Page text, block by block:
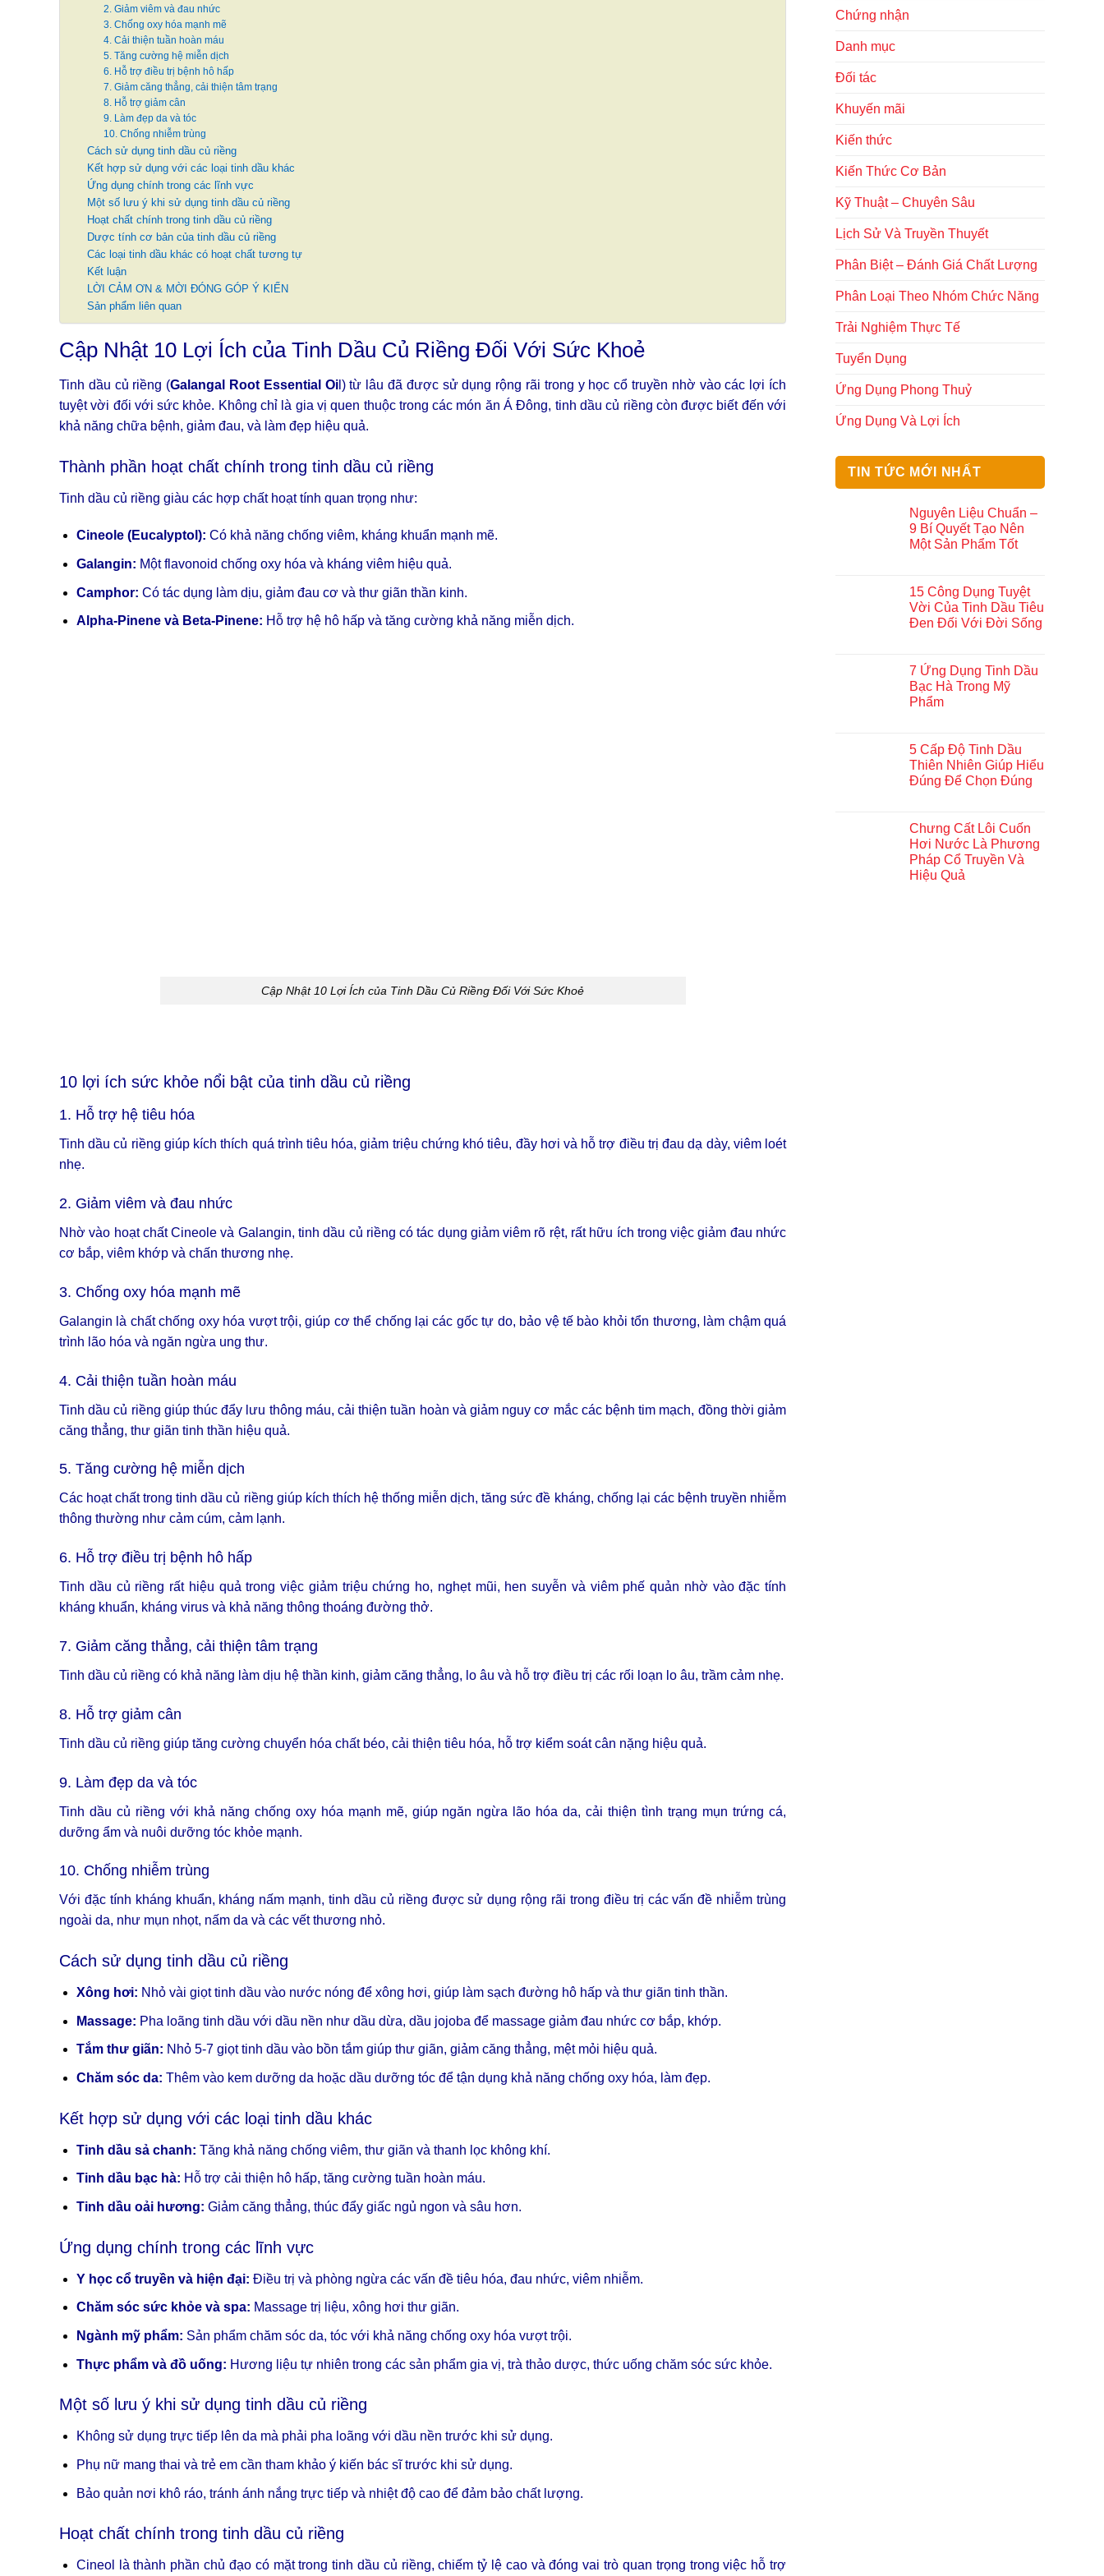
2. Giảm viêm và đau nhức
3. Chống oxy hóa mạnh mẽ
4. Cải thiện tuần hoàn máu
5. Tăng cường hệ miễn dịch
6. Hỗ trợ điều trị bệnh hô hấp
7. Giảm căng thẳng, cải thiện tâm trạng
8. Hỗ trợ giảm cân
9. Làm đẹp da và tóc
10. Chống nhiễm trùng
Cách sử dụng tinh dầu củ riềng
Kết hợp sử dụng với các loại tinh dầu khác
Ứng dụng chính trong các lĩnh vực
Một số lưu ý khi sử dụng tinh dầu củ riềng
Hoạt chất chính trong tinh dầu củ riềng
Dược tính cơ bản của tinh dầu củ riềng
Các loại tinh dầu khác có hoạt chất tương tự
Kết luận
LỜI CẢM ƠN & MỜI ĐÓNG GÓP Ý KIẾN
Sản phẩm liên quan
Cập Nhật 10 Lợi Ích của Tinh Dầu Củ Riềng Đối Với Sức Khoẻ
Tinh dầu củ riềng (Galangal Root Essential Oil) từ lâu đã được sử dụng rộng rãi trong y học cổ truyền nhờ vào các lợi ích
tuyệt vời đối với sức khỏe. Không chỉ là gia vị quen thuộc trong các món ăn Á Đông, tinh dầu củ riềng còn được biết đến với
khả năng chữa bệnh, giảm đau, và làm đẹp hiệu quả.
Thành phần hoạt chất chính trong tinh dầu củ riềng
Tinh dầu củ riềng giàu các hợp chất hoạt tính quan trọng như:
Cineole (Eucalyptol): Có khả năng chống viêm, kháng khuẩn mạnh mẽ.
Galangin: Một flavonoid chống oxy hóa và kháng viêm hiệu quả.
Camphor: Có tác dụng làm dịu, giảm đau cơ và thư giãn thần kinh.
Alpha-Pinene và Beta-Pinene: Hỗ trợ hệ hô hấp và tăng cường khả năng miễn dịch.
Cập Nhật 10 Lợi Ích của Tinh Dầu Củ Riềng Đối Với Sức Khoẻ
10 lợi ích sức khỏe nổi bật của tinh dầu củ riềng
1. Hỗ trợ hệ tiêu hóa
Tinh dầu củ riềng giúp kích thích quá trình tiêu hóa, giảm triệu chứng khó tiêu, đầy hơi và hỗ trợ điều trị đau dạ dày, viêm loét
nhẹ.
2. Giảm viêm và đau nhức
Nhờ vào hoạt chất Cineole và Galangin, tinh dầu củ riềng có tác dụng giảm viêm rõ rệt, rất hữu ích trong việc giảm đau nhức
cơ bắp, viêm khớp và chấn thương nhẹ.
3. Chống oxy hóa mạnh mẽ
Galangin là chất chống oxy hóa vượt trội, giúp cơ thể chống lại các gốc tự do, bảo vệ tế bào khỏi tổn thương, làm chậm quá
trình lão hóa và ngăn ngừa ung thư.
4. Cải thiện tuần hoàn máu
Tinh dầu củ riềng giúp thúc đẩy lưu thông máu, cải thiện tuần hoàn và giảm nguy cơ mắc các bệnh tim mạch, đồng thời giảm
căng thẳng, thư giãn tinh thần hiệu quả.
5. Tăng cường hệ miễn dịch
Các hoạt chất trong tinh dầu củ riềng giúp kích thích hệ thống miễn dịch, tăng sức đề kháng, chống lại các bệnh truyền nhiễm
thông thường như cảm cúm, cảm lạnh.
6. Hỗ trợ điều trị bệnh hô hấp
Tinh dầu củ riềng rất hiệu quả trong việc giảm triệu chứng ho, nghẹt mũi, hen suyễn và viêm phế quản nhờ vào đặc tính
kháng khuẩn, kháng virus và khả năng thông thoáng đường thở.
7. Giảm căng thẳng, cải thiện tâm trạng
Tinh dầu củ riềng có khả năng làm dịu hệ thần kinh, giảm căng thẳng, lo âu và hỗ trợ điều trị các rối loạn lo âu, trầm cảm nhẹ.
8. Hỗ trợ giảm cân
Tinh dầu củ riềng giúp tăng cường chuyển hóa chất béo, cải thiện tiêu hóa, hỗ trợ kiểm soát cân nặng hiệu quả.
9. Làm đẹp da và tóc
Tinh dầu củ riềng với khả năng chống oxy hóa mạnh mẽ, giúp ngăn ngừa lão hóa da, cải thiện tình trạng mụn trứng cá,
dưỡng ẩm và nuôi dưỡng tóc khỏe mạnh.
10. Chống nhiễm trùng
Với đặc tính kháng khuẩn, kháng nấm mạnh, tinh dầu củ riềng được sử dụng rộng rãi trong điều trị các vấn đề nhiễm trùng
ngoài da, như mụn nhọt, nấm da và các vết thương nhỏ.
Cách sử dụng tinh dầu củ riềng
Xông hơi: Nhỏ vài giọt tinh dầu vào nước nóng để xông hơi, giúp làm sạch đường hô hấp và thư giãn tinh thần.
Massage: Pha loãng tinh dầu với dầu nền như dầu dừa, dầu jojoba để massage giảm đau nhức cơ bắp, khớp.
Tắm thư giãn: Nhỏ 5-7 giọt tinh dầu vào bồn tắm giúp thư giãn, giảm căng thẳng, mệt mỏi hiệu quả.
Chăm sóc da: Thêm vào kem dưỡng da hoặc dầu dưỡng tóc để tận dụng khả năng chống oxy hóa, làm đẹp.
Kết hợp sử dụng với các loại tinh dầu khác
Tinh dầu sả chanh: Tăng khả năng chống viêm, thư giãn và thanh lọc không khí.
Tinh dầu bạc hà: Hỗ trợ cải thiện hô hấp, tăng cường tuần hoàn máu.
Tinh dầu oải hương: Giảm căng thẳng, thúc đẩy giấc ngủ ngon và sâu hơn.
Ứng dụng chính trong các lĩnh vực
Y học cổ truyền và hiện đại: Điều trị và phòng ngừa các vấn đề tiêu hóa, đau nhức, viêm nhiễm.
Chăm sóc sức khỏe và spa: Massage trị liệu, xông hơi thư giãn.
Ngành mỹ phẩm: Sản phẩm chăm sóc da, tóc với khả năng chống oxy hóa vượt trội.
Thực phẩm và đồ uống: Hương liệu tự nhiên trong các sản phẩm gia vị, trà thảo dược, thức uống chăm sóc sức khỏe.
Một số lưu ý khi sử dụng tinh dầu củ riềng
Không sử dụng trực tiếp lên da mà phải pha loãng với dầu nền trước khi sử dụng.
Phụ nữ mang thai và trẻ em cần tham khảo ý kiến bác sĩ trước khi sử dụng.
Bảo quản nơi khô ráo, tránh ánh nắng trực tiếp và nhiệt độ cao để đảm bảo chất lượng.
Hoạt chất chính trong tinh dầu củ riềng
Cineol là thành phần chủ đạo có mặt trong tinh dầu củ riềng, chiếm tỷ lệ cao và đóng vai trò quan trọng trong việc hỗ trợ
Chứng nhận
Danh mục
Đối tác
Khuyến mãi
Kiến thức
Kiến Thức Cơ Bản
Kỹ Thuật – Chuyên Sâu
Lịch Sử Và Truyền Thuyết
Phân Biệt – Đánh Giá Chất Lượng
Phân Loại Theo Nhóm Chức Năng
Trải Nghiệm Thực Tế
Tuyển Dụng
Ứng Dụng Phong Thuỷ
Ứng Dụng Và Lợi Ích
TIN TỨC MỚI NHẤT
Nguyên Liệu Chuẩn –
9 Bí Quyết Tạo Nên
Một Sản Phẩm Tốt
15 Công Dụng Tuyệt
Vời Của Tinh Dầu Tiêu
Đen Đối Với Đời Sống
7 Ứng Dụng Tinh Dầu
Bạc Hà Trong Mỹ
Phẩm
5 Cấp Độ Tinh Dầu
Thiên Nhiên Giúp Hiểu
Đúng Để Chọn Đúng
Chưng Cất Lôi Cuốn
Hơi Nước Là Phương
Pháp Cổ Truyền Và
Hiệu Quả